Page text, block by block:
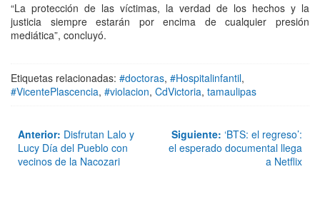
“La protección de las víctimas, la verdad de los hechos y la
justicia siempre estarán por encima de cualquier presión
mediática”, concluyó.
Etiquetas relacionadas: #doctoras, #Hospitalinfantil,
#VicentePlascencia, #violacion, CdVictoria, tamaulipas
Anterior: Disfrutan Lalo y
Lucy Día del Pueblo con
vecinos de la Nacozari
Siguiente: ‘BTS: el regreso’:
el esperado documental llega
a Netflix